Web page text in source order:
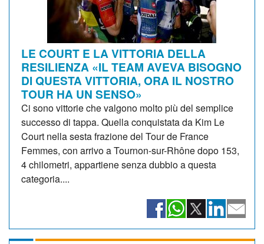
LE COURT E LA VITTORIA DELLA
RESILIENZA «IL TEAM AVEVA BISOGNO
DI QUESTA VITTORIA, ORA IL NOSTRO
TOUR HA UN SENSO»
Ci sono vittorie che valgono molto più del semplice
successo di tappa. Quella conquistata da Kim Le
Court nella sesta frazione del Tour de France
Femmes, con arrivo a Tournon-sur-Rhône dopo 153,
4 chilometri, appartiene senza dubbio a questa
categoria....